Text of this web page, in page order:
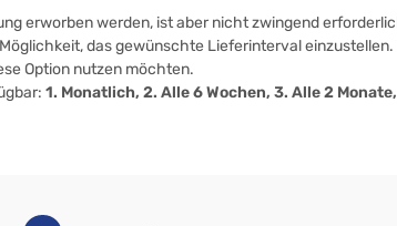
erworben werden, ist aber nicht zwingend
das gewünschte Lieferinterval
Option nutzen möchten.
1. Monatlich, 2. Alle 6 Wochen, 3. Alle 2